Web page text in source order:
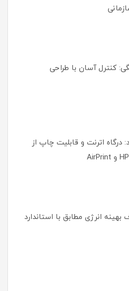
کنترل آسان با طراحی
درگاه اترنت و قابلیت چاپ از
انرژی مطابق با استاندارد